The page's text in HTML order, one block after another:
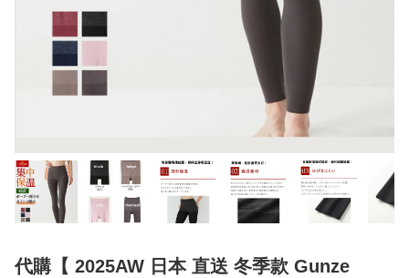
代購【 2025AW 日本 直送 冬季款 Gunze